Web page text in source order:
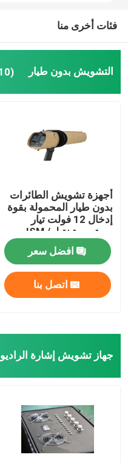
جهاز تشويش الاتصالات
جهاز تشويش UHF VHF
فئات أخرى منا
التشويش بدون طيار (10)
أجهزة تشويش الطائرات
بدون طيار المحمولة بقوة
إدخال 12 فولت تيار
مستمر متينة لـ ISM /
HAM / GNSS GLONASS
افضل سعر
اتصل بنا
جهاز تشويش إشارة الراديو